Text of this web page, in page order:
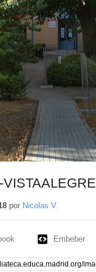
por Nicolas V.
Embeber